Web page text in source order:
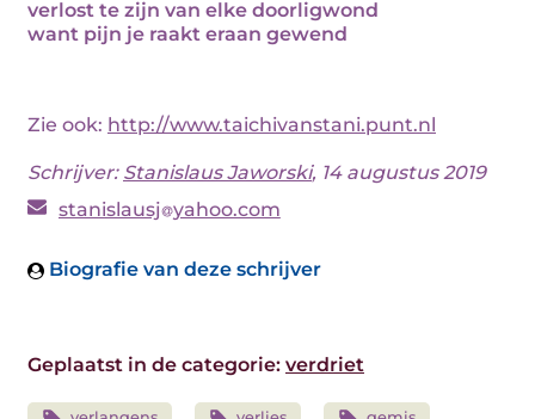
verlost te zijn van elke doorligwond
want pijn je raakt eraan gewend
Zie ook: http://www.taichivanstani.punt.nl
Schrijver: Stanislaus Jaworski, 14 augustus 2019
stanislausj yahoo.com
Biografie van deze schrijver
Geplaatst in de categorie: verdriet